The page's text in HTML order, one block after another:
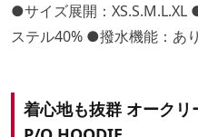
●サイズ展開：XS.S.M.L.XL
ステル40% ●撥水機能：あり
着心地も抜群 オークリ